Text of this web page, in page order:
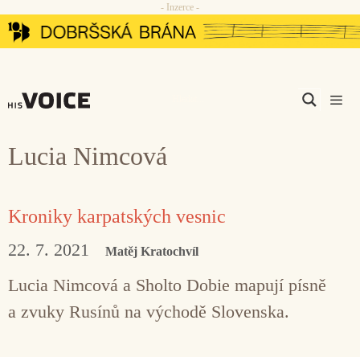
Přeskočit
na
- Inzerce -
Lucia Nimcová
Kroniky karpatských vesnic
22. 7. 2021 Matěj Kratochvíl
Lucia Nimcová a Sholto Dobie mapují písně
a zvuky Rusínů na východě Slovenska.